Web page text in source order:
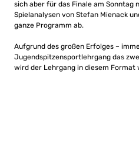
sich aber für das Finale am Sonntag
Spielanalysen von Stefan Mienack
ganze Programm ab.
Aufgrund des großen Erfolges –
Jugendspitzensportlehrgang das
wird der Lehrgang in diesem